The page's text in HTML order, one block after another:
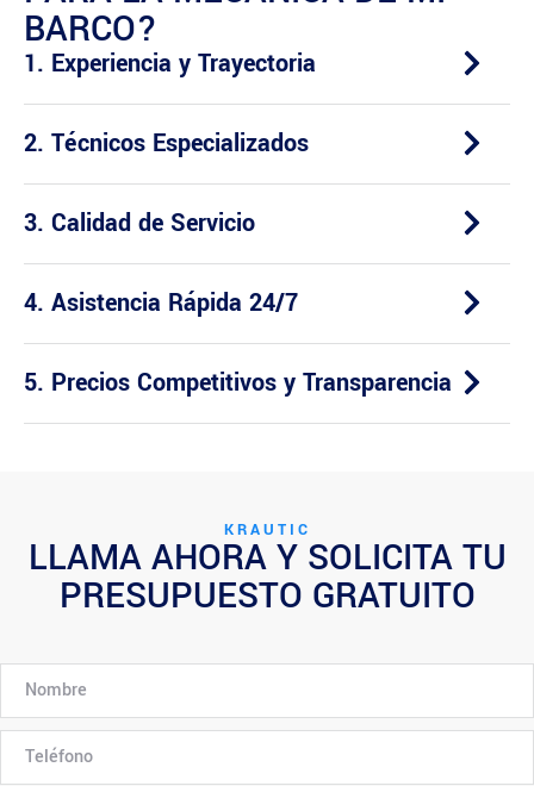
BARCO?
1. Experiencia y Trayectoria
2. Técnicos Especializados
3. Calidad de Servicio
4. Asistencia Rápida 24/7
5. Precios Competitivos y Transparencia
KRAUTIC
LLAMA AHORA Y SOLICITA TU
PRESUPUESTO GRATUITO